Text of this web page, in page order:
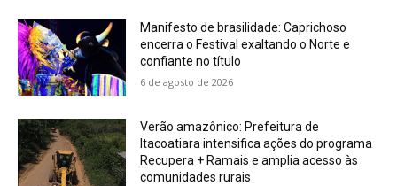
Manifesto de brasilidade: Caprichoso
encerra o Festival exaltando o Norte e
confiante no título
6 de agosto de 2026
Verão amazônico: Prefeitura de
Itacoatiara intensifica ações do programa
Recupera + Ramais e amplia acesso às
comunidades rurais